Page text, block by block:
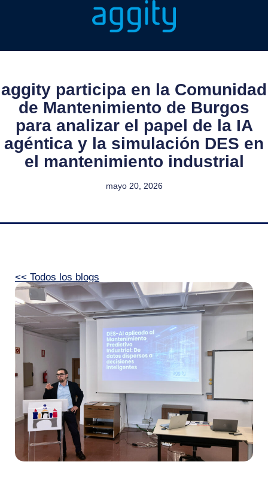
aggity participa en la Comunidad
de Mantenimiento de Burgos
para analizar el papel de la IA
agéntica y la simulación DES en
el mantenimiento industrial
mayo 20, 2026
<< Todos los blogs